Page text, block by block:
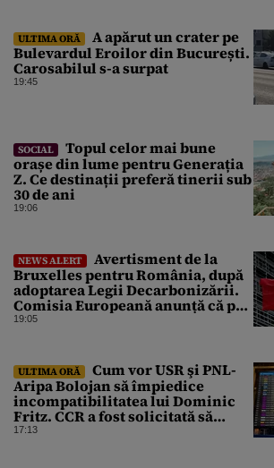
ULTIMA ORĂ
A apărut un crater pe
Bulevardul Eroilor din București.
Carosabilul s-a surpat
19:45
SOCIAL
Topul celor mai bune
orașe din lume pentru Generația
Z. Ce destinații preferă tinerii sub
30 de ani
19:06
NEWS ALERT
Avertisment de la
Bruxelles pentru România, după
adoptarea Legii Decarbonizării.
Comisia Europeană anunță că pot
fi „consecințe financiare”
19:05
ULTIMA ORĂ
Cum vor USR şi PNL-
Aripa Bolojan să împiedice
incompatibilitatea lui Dominic
Fritz. CCR a fost solicitată să
intervină
17:13